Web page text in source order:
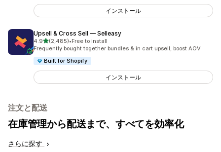
インストール
Upsell & Cross Sell — Selleasy
4.95つ星中
(2,485)
合計レビュー数：2485件
•Free to install
Frequently bought together bundles & in cart upsell, boost AOV
Built for Shopify
インストール
注文と配送
在庫管理から配送まで、すべてを効率化
さらに探す